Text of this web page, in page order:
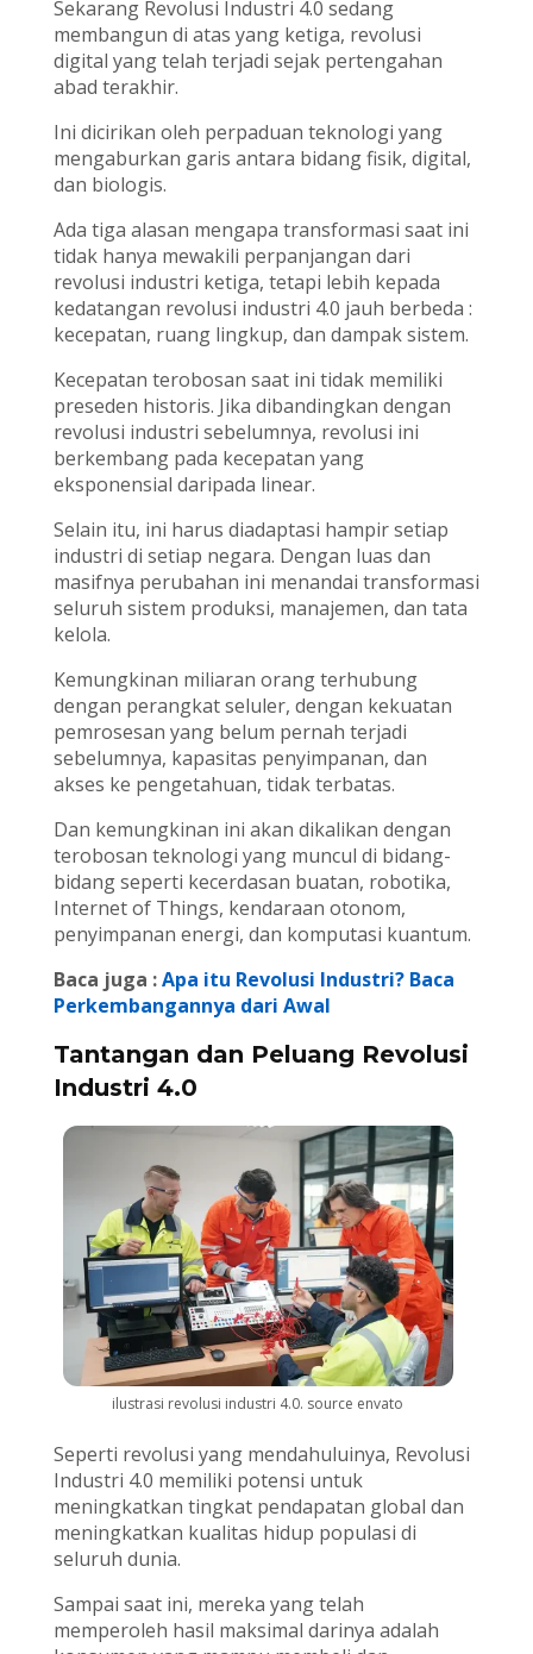
Sekarang Revolusi Industri 4.0 sedang
membangun di atas yang ketiga, revolusi
digital yang telah terjadi sejak pertengahan
abad terakhir.
Ini dicirikan oleh perpaduan teknologi yang
mengaburkan garis antara bidang fisik, digital,
dan biologis.
Ada tiga alasan mengapa transformasi saat ini
tidak hanya mewakili perpanjangan dari
revolusi industri ketiga, tetapi lebih kepada
kedatangan revolusi industri 4.0 jauh berbeda :
kecepatan, ruang lingkup, dan dampak sistem.
Kecepatan terobosan saat ini tidak memiliki
preseden historis. Jika dibandingkan dengan
revolusi industri sebelumnya, revolusi ini
berkembang pada kecepatan yang
eksponensial daripada linear.
Selain itu, ini harus diadaptasi hampir setiap
industri di setiap negara. Dengan luas dan
masifnya perubahan ini menandai transformasi
seluruh sistem produksi, manajemen, dan tata
kelola.
Kemungkinan miliaran orang terhubung
dengan perangkat seluler, dengan kekuatan
pemrosesan yang belum pernah terjadi
sebelumnya, kapasitas penyimpanan, dan
akses ke pengetahuan, tidak terbatas.
Dan kemungkinan ini akan dikalikan dengan
terobosan teknologi yang muncul di bidang-
bidang seperti kecerdasan buatan, robotika,
Internet of Things, kendaraan otonom,
penyimpanan energi, dan komputasi kuantum.
Baca juga :Apa itu Revolusi Industri? Baca
Perkembangannya dari Awal
Tantangan dan Peluang Revolusi
Industri 4.0
ilustrasi revolusi industri 4.0. source envato
Seperti revolusi yang mendahuluinya, Revolusi
Industri 4.0 memiliki potensi untuk
meningkatkan tingkat pendapatan global dan
meningkatkan kualitas hidup populasi di
seluruh dunia.
Sampai saat ini, mereka yang telah
memperoleh hasil maksimal darinya adalah